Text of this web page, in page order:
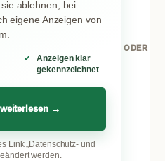
ablehnen; bei
eigene Anzeigen von
Anzeigen klar
gekennzeichnet
→
Link „Datenschutz- und
werden.
ODER